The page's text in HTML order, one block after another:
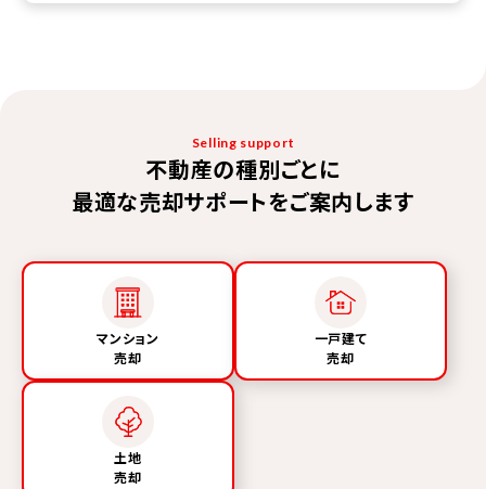
Selling support
不動産の種別ごとに
最適な売却サポートをご案内します
マンション
売却
一戸建て
売却
土地
売却